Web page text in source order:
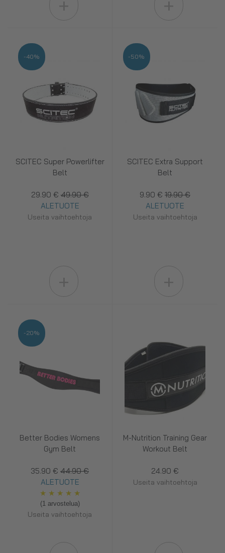
SCITEC Super Powerlifter
Belt
29.90 € 49.90 €
ALETUOTE
Useita vaihtoehtoja
-40%
SCITEC Extra Support
Belt
9.90 € 19.90 €
ALETUOTE
Useita vaihtoehtoja
-50%
Better Bodies Womens
Gym Belt
35.90 € 44.90 €
ALETUOTE
★ ★ ★ ★ ★
(1 arvostelua)
Useita vaihtoehtoja
-20%
M-Nutrition Training Gear
Workout Belt
24.90 €
Useita vaihtoehtoja